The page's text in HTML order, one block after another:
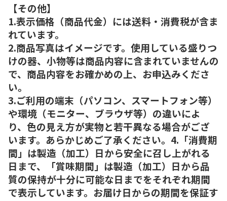
【その他】
1.表示価格（商品代金）には送料・消費税が含ま
れています。
2.商品写真はイメージです。使用している盛りつ
けの器、小物等は商品内容に含まれていませんの
で、商品内容をお確かめの上、お申込みくださ
い。
3.ご利用の端末（パソコン、スマートフォン等）
や環境（モニター、ブラウザ等）の違いによ
り、色の見え方が実物と若干異なる場合がござ
います。あらかじめご了承ください。4.「消費期
間」は製造（加工）日から安全に召し上がれる
日まで、「賞味期間」は製造（加工）日から品
質の保持が十分に可能な日までをそれぞれ期間
で表示しています。お届け日からの期間を保証す